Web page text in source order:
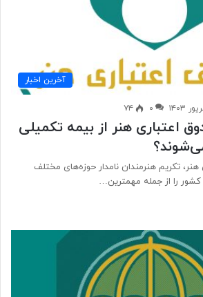
آخرین اخبار
۰ ۷۴
اعتباری هنر از بیمه تکمیلی
تکریم هنرمندان نامدار حوزه‌های مختلف
را از جمله مهمترین…